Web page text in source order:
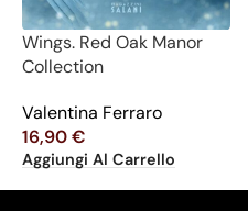
Wings. Red Oak Manor
Collection
Valentina Ferraro
16,90€
Aggiungi Al Carrello